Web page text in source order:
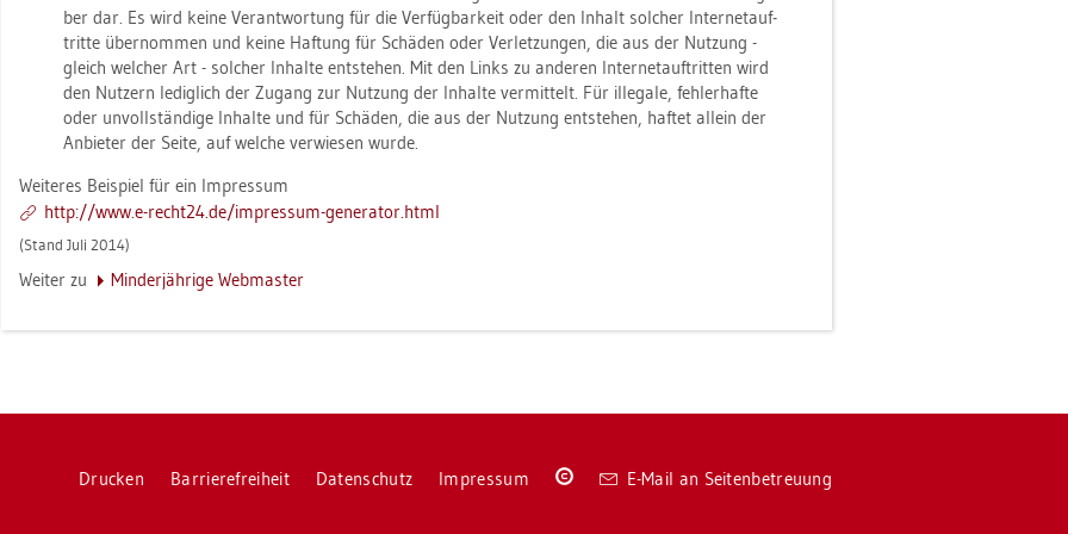
ber dar. Es wird keine Ver­ant­wor­tung für die Ver­füg­bar­keit oder den In­halt sol­cher In­ter­net­auf­
trit­te über­nom­men und keine Haf­tung für Schä­den oder Ver­let­zun­gen, die aus der Nut­zung -
gleich wel­cher Art - sol­cher In­hal­te ent­ste­hen. Mit den Links zu an­de­ren In­ter­net­auf­trit­ten wird
den Nut­zern le­dig­lich der Zu­gang zur Nut­zung der In­hal­te ver­mit­telt. Für il­le­ga­le, feh­ler­haf­te
oder un­voll­stän­di­ge In­hal­te und für Schä­den, die aus der Nut­zung ent­ste­hen, haf­tet al­lein der
An­bie­ter der Seite, auf wel­che ver­wie­sen wurde.
Wei­te­res Bei­spiel für ein Im­pres­sum
http://​www.​e-​rech­t24.​de/​im­pres­sum-​ge­ne­ra­tor.​html
(Stand Juli 2014)
Wei­ter zu Min­der­jäh­ri­ge Web­mas­ter
Dru­cken Bar­rie­re­frei­heit Da­ten­schutz Im­pres­sum
Co­
E-Mail an Sei­ten­be­treu­ung